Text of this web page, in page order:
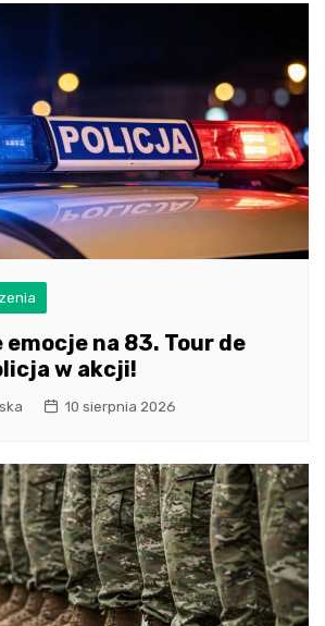
emocje na 83. Tour de
w akcji!
10 sierpnia 2026